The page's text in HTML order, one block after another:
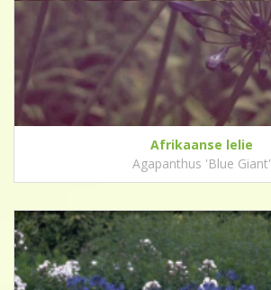
Afrikaanse lelie
Agapanthus 'Blue Giant'